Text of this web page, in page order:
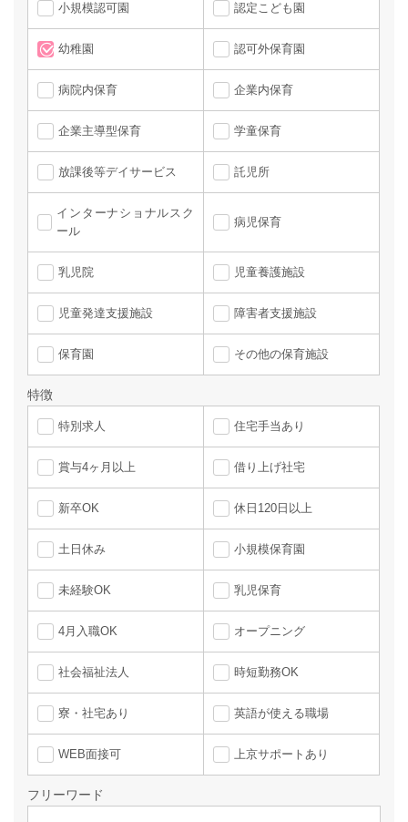
小規模認可園 認定こども園
幼稚園 認可外保育園
病院内保育 企業内保育
企業主導型保育 学童保育
放課後等デイサービス 託児所
インターナショナルスク
ール
病児保育
乳児院 児童養護施設
児童発達支援施設 障害者支援施設
保育園 その他の保育施設
特徴
特別求人 住宅手当あり
賞与4ヶ月以上 借り上げ社宅
新卒OK 休日120日以上
土日休み 小規模保育園
未経験OK 乳児保育
4月入職OK オープニング
社会福祉法人 時短勤務OK
寮・社宅あり 英語が使える職場
WEB面接可 上京サポートあり
フリーワード